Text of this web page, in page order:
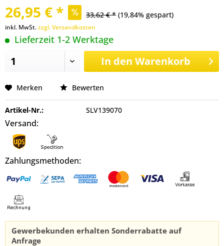
26,95 € * 33,62 € * (19,84% gespart)
inkl. MwSt.zzgl. Versandkosten
Lieferzeit 1-2 Werktage
In den Warenkorb
Merken Bewerten
Artikel-Nr.: SLV139070
Versand:
Zahlungsmethoden:
Gewerbekunden erhalten Sonderrabatte auf
Anfrage